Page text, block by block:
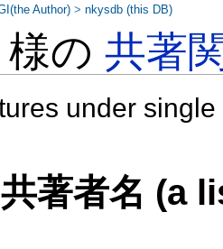
様の共著
under
著者名 (a
Author) >nkysdb (this DB)